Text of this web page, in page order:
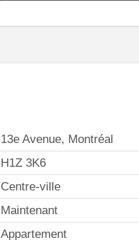
13e Avenue, Montréal
H1Z 3K6
Centre-ville
Maintenant
Appartement